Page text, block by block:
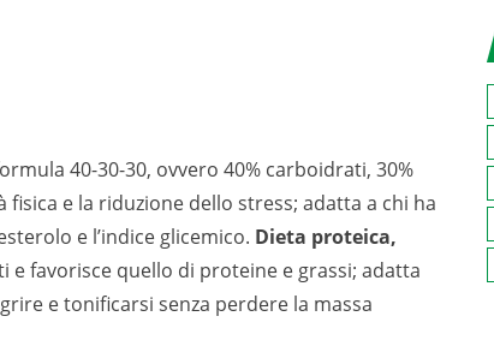
40-30-30, ovvero 40% carboidrati, 30%
e la riduzione dello stress; adatta a chi ha
e l’indice glicemico. Dieta proteica,
favorisce quello di proteine e grassi; adatta
e tonificarsi senza perdere la massa